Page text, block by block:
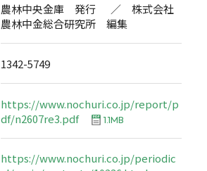
農林中央金庫 発行 ／ 株式会社
農林中金総合研究所 編集
1342-5749
https://www.nochuri.co.jp/report/p
df/n2607re3.pdf
1.1MB
https://www.nochuri.co.jp/periodic